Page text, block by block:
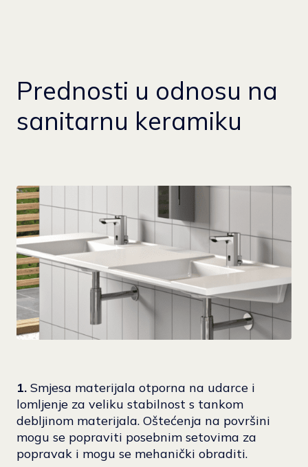
Prednosti u odnosu na
sanitarnu keramiku
1. Smjesa materijala otporna na udarce i
lomljenje za veliku stabilnost s tankom
debljinom materijala. Oštećenja na površini
mogu se popraviti posebnim setovima za
popravak i mogu se mehanički obraditi.